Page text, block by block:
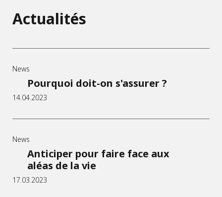
Actualités
News
Pourquoi doit-on s'assurer ?
14.04.2023
News
Anticiper pour faire face aux
aléas de la vie
17.03.2023